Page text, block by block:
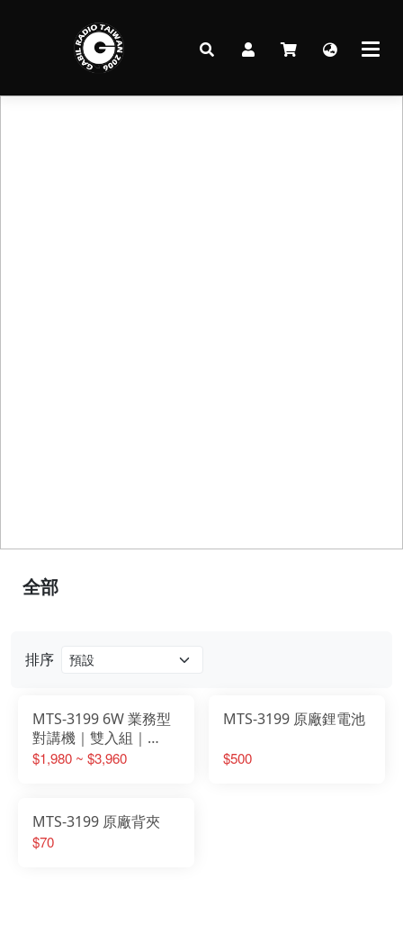
排序
MTS-3199 6W 業務型
對講機｜雙入組｜
1300mAh 鋰電池｜14
$1,980 ~ $3,960
MTS-3199 原廠鋰電池
$500
MTS-3199 原廠背夾
$70
全部